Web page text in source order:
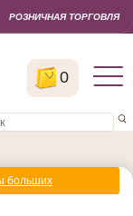
0
РОЗНИЧНАЯ ТОРГОВЛЯ
больших